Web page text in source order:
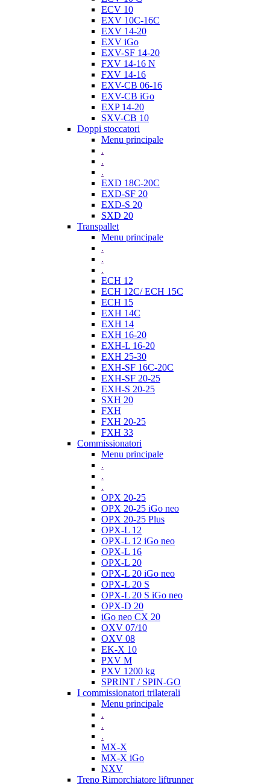
ECV 10
EXV 10C-16C
EXV 14-20
EXV iGo
EXV-SF 14-20
FXV 14-16 N
FXV 14-16
EXV-CB 06-16
EXV-CB iGo
EXP 14-20
SXV-CB 10
Doppi stoccatori
Menu principale
.
.
.
EXD 18C-20C
EXD-SF 20
EXD-S 20
SXD 20
Transpallet
Menu principale
.
.
.
ECH 12
ECH 12C/ ECH 15C
ECH 15
EXH 14C
EXH 14
EXH 16-20
EXH-L 16-20
EXH 25-30
EXH-SF 16C-20C
EXH-SF 20-25
EXH-S 20-25
SXH 20
FXH
FXH 20-25
FXH 33
Commissionatori
Menu principale
.
.
.
OPX 20-25
OPX 20-25 iGo neo
OPX 20-25 Plus
OPX-L 12
OPX-L 12 iGo neo
OPX-L 16
OPX-L 20
OPX-L 20 iGo neo
OPX-L 20 S
OPX-L 20 S iGo neo
OPX-D 20
iGo neo CX 20
OXV 07/10
OXV 08
EK-X 10
PXV M
PXV 1200 kg
SPRINT / SPIN-GO
I commissionatori trilaterali
Menu principale
.
.
.
MX-X
MX-X iGo
NXV
Treno Rimorchiatore liftrunner